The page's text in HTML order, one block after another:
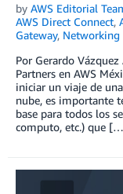
by AWS Editorial
AWS Direct Connect,
Gateway, Networking
Por Gerardo
Partners en AWS
iniciar un viaje de
nube, es importante
base para todos los
computo, etc.) que